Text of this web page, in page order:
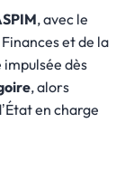
, avec le
et de la
impulsée dès
, alors
en charge